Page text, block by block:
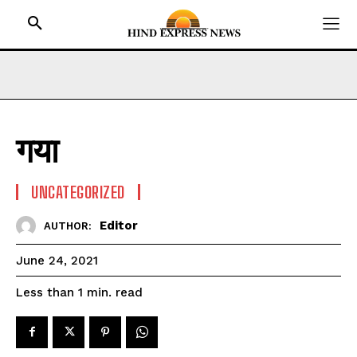
HOME
UTTAR PRADESH
MADHYA PRADESH
INTERNATIONAL
NATIONAL NEWS
CRIME NEWS
गया
UNCATEGORIZED
AUTHOR: Editor
June 24, 2021
Less than 1 min. read